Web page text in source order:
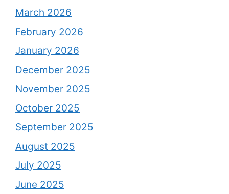
March 2026
February 2026
January 2026
December 2025
November 2025
October 2025
September 2025
August 2025
July 2025
June 2025